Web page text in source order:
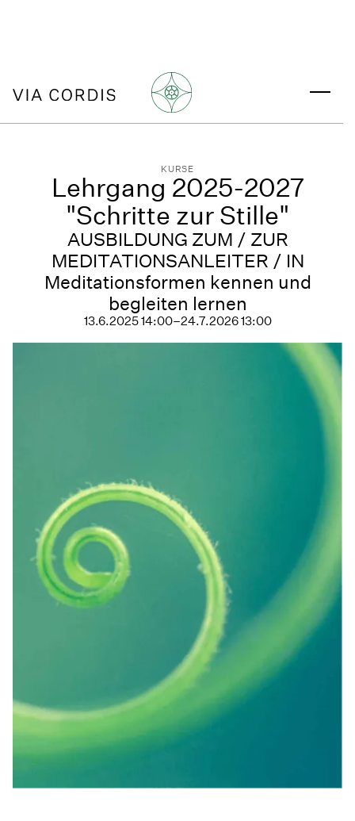
KURSE
Lehrgang 2025-2027
"Schritte zur Stille"
AUSBILDUNG ZUM / ZUR
MEDITATIONSANLEITER / IN
Meditationsformen kennen und
begleiten lernen
13.6.2025 14:00–24.7.2026 13:00